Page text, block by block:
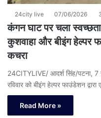
24city live 07/06/2026
कंगन घाट पर चला
कुशवाहा और बीइंग हेल्पर
कचरा
24CITYLIVE/ आदर्श सिंह/पटना, 7
रविवार को बीइंग हेल्पर फाउंडेशन
Read More »